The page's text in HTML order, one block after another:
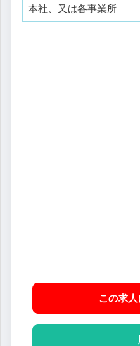
本社、又は各事業所
この求